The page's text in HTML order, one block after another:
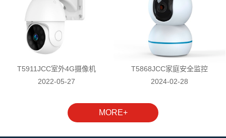
T5911JCC室外4G摄像机
2022-05-27
T5868JCC家庭安全监控
2024-02-28